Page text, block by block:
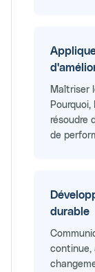
Maîtriser
résoudre
de
durable
continue,